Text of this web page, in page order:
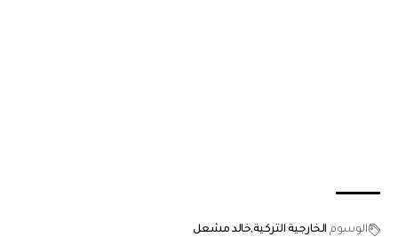
الوسوم الخارجية التركيةخالد مشعل